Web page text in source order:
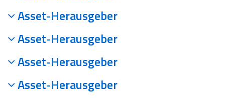
Asset-Herausgeber
Asset-Herausgeber
Asset-Herausgeber
Asset-Herausgeber